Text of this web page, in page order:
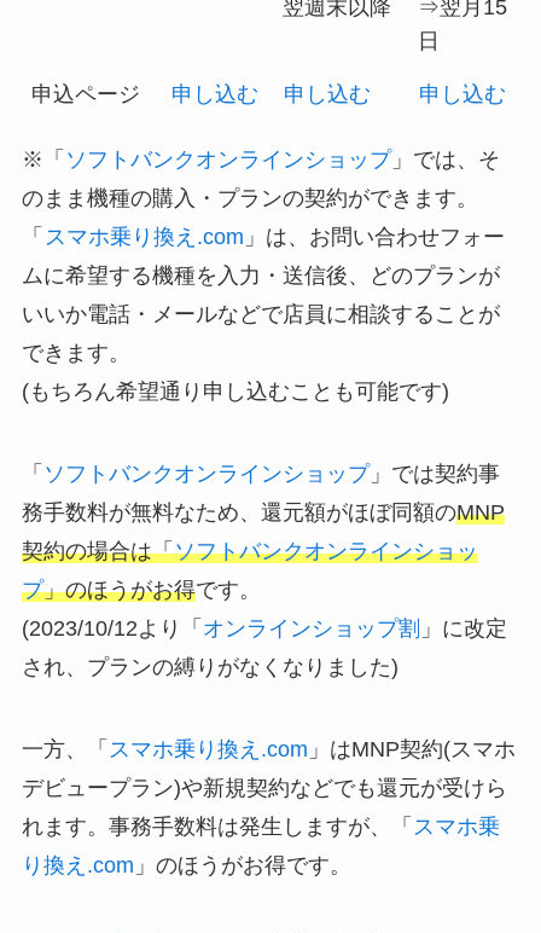
翌週末以降
⇒翌月15
日
申込ページ 申し込む 申し込む 申し込む
※「 ソフトバンクオンラインショップ」では、そ
のまま機種の購入・プランの契約ができます。
「 スマホ乗り換え.com 」は、お問い合わせフォー
ムに希望する機種を入力・送信後、どのプランが
いいか電話・メールなどで店員に相談することが
できます。
(もちろん希望通り申し込むことも可能です)
「 ソフトバンクオンラインショップ」では契約事
務手数料が無料なため、還元額がほぼ同額のMNP
契約の場合は「ソフトバンクオンラインショッ
プ」のほうがお得です。
(2023/10/12より「 オンラインショップ割 」に改定
され、プランの縛りがなくなりました)
一方、 「 スマホ乗り換え.com 」はMNP契約(スマホ
デビュープラン)や新規契約などでも還元が受けら
れます。事務手数料は発生しますが、「 スマホ乗
り換え.com 」のほうがお得です。